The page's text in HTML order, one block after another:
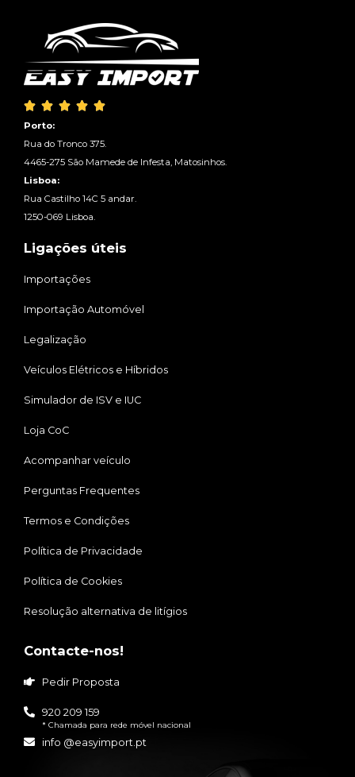
    
Porto:
Rua do Tronco 375.
4465-275 São Mamede de Infesta, Matosinhos.
Lisboa:
Rua Castilho 14C 5 andar.
1250-069 Lisboa.
Ligações úteis
Importações
Importação Automóvel
Legalização
Veículos Elétricos e Híbridos
Simulador de ISV e IUC
Loja CoC
Acompanhar veículo
Perguntas Frequentes
Termos e Condições
Política de Privacidade
Política de Cookies
Resolução alternativa de litígios
Contacte-nos!
Pedir Proposta
920 209 159
* Chamada para rede móvel nacional
info @easyimport.pt